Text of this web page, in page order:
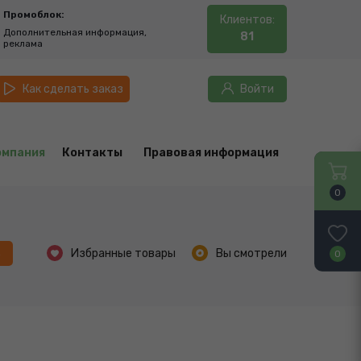
Промоблок:
Дополнительная информация,
реклама
Клиентов:
81
Как сделать заказ Войти
Контакты Правовая информация
Избранные товары Вы смотрели
0
0